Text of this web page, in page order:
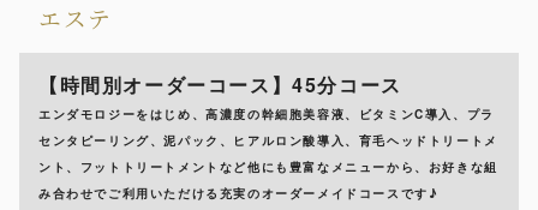
エステ
【時間別オーダーコース】45分コース
エンダモロジーをはじめ、高濃度の幹細胞美容液、ビタミンC導入、プラ
センタピーリング、泥パック、ヒアルロン酸導入、育毛ヘッドトリートメ
ント、フットトリートメントなど他にも豊富なメニューから、お好きな組
み合わせでご利用いただける充実のオーダーメイドコースです♪